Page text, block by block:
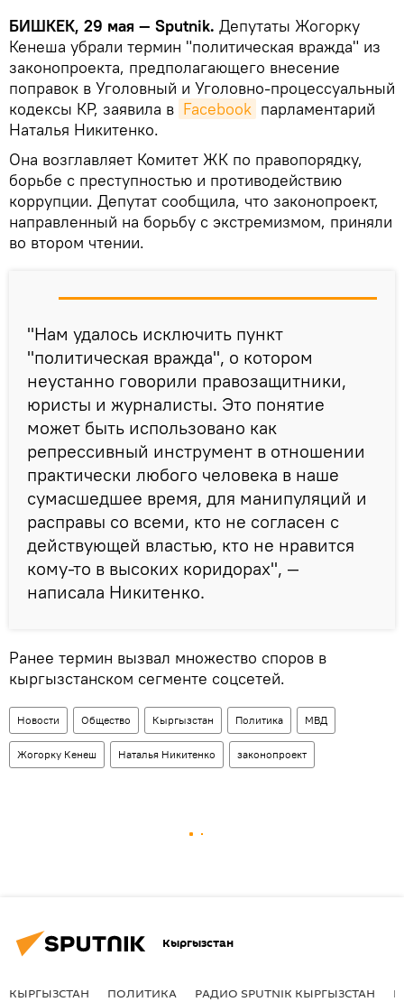
БИШКЕК, 29 мая — Sputnik. Депутаты Жогорку
Кенеша убрали термин "политическая вражда" из
законопроекта, предполагающего внесение
поправок в Уголовный и Уголовно-процессуальный
кодексы КР, заявила в Facebook парламентарий
Наталья Никитенко.
Она возглавляет Комитет ЖК по правопорядку,
борьбе с преступностью и противодействию
коррупции. Депутат сообщила, что законопроект,
направленный на борьбу с экстремизмом, приняли
во втором чтении.
"Нам удалось исключить пункт
"политическая вражда", о котором
неустанно говорили правозащитники,
юристы и журналисты. Это понятие
может быть использовано как
репрессивный инструмент в отношении
практически любого человека в наше
сумасшедшее время, для манипуляций и
расправы со всеми, кто не согласен с
действующей властью, кто не нравится
кому-то в высоких коридорах", —
написала Никитенко.
Ранее термин вызвал множество споров в
кыргызстанском сегменте соцсетей.
Новости Общество Кыргызстан Политика МВД
Жогорку Кенеш Наталья Никитенко законопроект
Кыргызстан
КЫРГЫЗСТАН ПОЛИТИКА РАДИО SPUTNIK КЫРГЫЗСТАН